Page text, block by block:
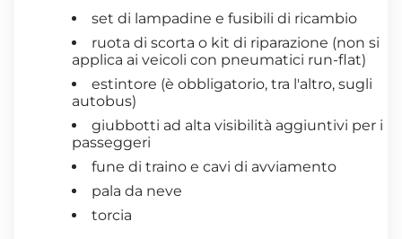
set di lampadine e fusibili di ricambio
ruota di scorta o kit di riparazione (non si
applica ai veicoli con pneumatici run-flat)
estintore (è obbligatorio, tra l'altro, sugli
autobus)
giubbotti ad alta visibilità aggiuntivi per i
passeggeri
fune di traino e cavi di avviamento
pala da neve
torcia